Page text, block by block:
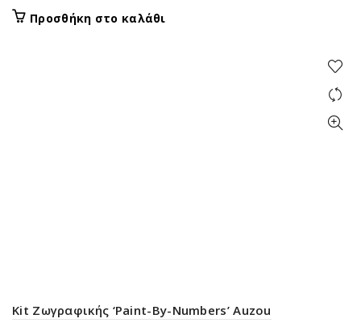
Προσθήκη στο καλάθι
Kit Ζωγραφικής ‘Paint-By-Numbers’ Auzou